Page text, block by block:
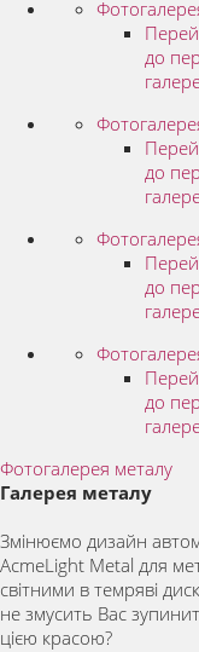
до
до
до
до
Фотогалерея металу
Галерея металу
Змінюємо дизайн
AcmeLight Metal для
світними в темряві
не змусить Вас
цією красою?